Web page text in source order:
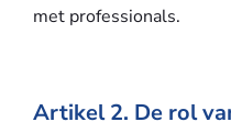
met professionals.
Artikel 2. De rol